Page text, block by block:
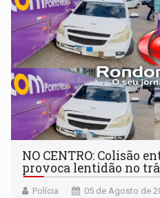
NO CENTRO: Colisão
provoca lentidão no
Polícia 05 de Agosto de